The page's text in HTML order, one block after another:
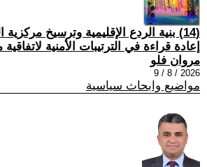
(14) بنية الردع الإقليمية وترسيخ مركزية
إعادة قراءة في الترتيبات الأمنية
مروان فلو
2026 / 8 / 9
مواضيع وابحاث سياسية